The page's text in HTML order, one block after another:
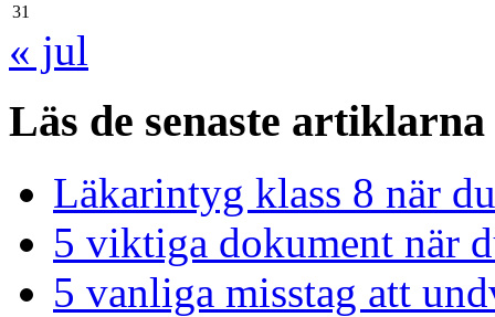
31
« jul
Läs de senaste artiklarna
Läkarintyg klass 8 när
5 viktiga dokument när
5 vanliga misstag att